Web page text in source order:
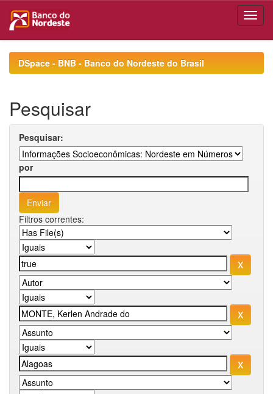
navigationDSpace - BNB - Banco do Nordeste do Brasil
Pesquisar
Pesquisar:
por
Filtros correntes: